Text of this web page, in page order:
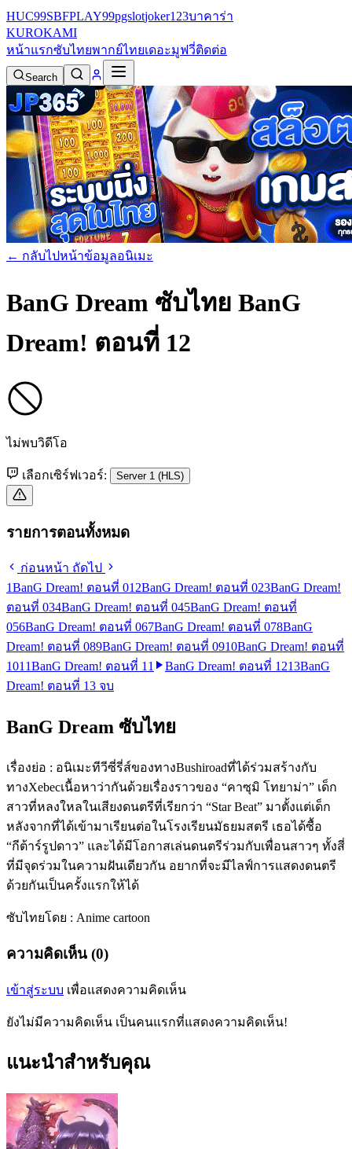
HUC99SBFPLAY99pgslotjoker123บาคาร่า
KUROKAMI
หน้าแรกซับไทยพากย์ไทยเดอะมูฟวี่ติดต่อ
Search
← กลับไปหน้าข้อมูลอนิเมะ
BanG Dream ซับไทย BanG
Dream! ตอนที่ 12
ไม่พบวิดีโอ
เลือกเซิร์ฟเวอร์: Server 1 (HLS)
รายการตอนทั้งหมด
ก่อนหน้า ถัดไป
1BanG Dream! ตอนที่ 01 2BanG Dream! ตอนที่ 023BanG Dream!
ตอนที่ 034BanG Dream! ตอนที่ 045BanG Dream! ตอนที่
056BanG Dream! ตอนที่ 067BanG Dream! ตอนที่ 078BanG
Dream! ตอนที่ 089BanG Dream! ตอนที่ 0910BanG Dream! ตอนที่
1011BanG Dream! ตอนที่ 11 BanG Dream! ตอนที่ 1213BanG
Dream! ตอนที่ 13 จบ
BanG Dream ซับไทย
เรื่องย่อ : อนิเมะทีวีซี่รี่ส์ของทางBushiroadที่ได้ร่วมสร้างกับ
ทางXebecเนื้อหาว่ากันด้วยเรื่องราวของ “คาซุมิ โทยาม่า” เด็ก
สาวที่หลงใหลในเสียงดนตรีที่เรียกว่า “Star Beat” มาตั้งแต่เด็ก
หลังจากที่ได้เข้ามาเรียนต่อในโรงเรียนมัธยมสตรี เธอได้ซื้อ
“กีต้าร์รูปดาว” และได้มีโอกาสเล่นดนตรีร่วมกับเพื่อนสาวๆ ทั้งสี่
ที่มีจุดร่วมในความฝันเดียวกัน อยากที่จะมีไลฟ์การแสดงดนตรี
ด้วยกันเป็นครั้งแรกให้ได้
ซับไทยโดย : Anime cartoon
ความคิดเห็น (0)
เข้าสู่ระบบ เพื่อแสดงความคิดเห็น
ยังไม่มีความคิดเห็น เป็นคนแรกที่แสดงความคิดเห็น!
แนะนำสำหรับคุณ